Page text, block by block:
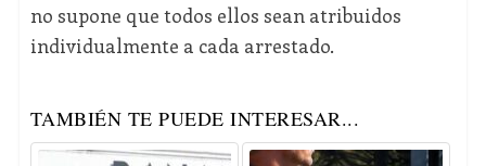
no supone que todos ellos sean atribuidos
individualmente a cada arrestado.
TAMBIÉN TE PUEDE INTERESAR...